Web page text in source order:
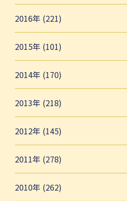
2016年 (221)
2015年 (101)
2014年 (170)
2013年 (218)
2012年 (145)
2011年 (278)
2010年 (262)